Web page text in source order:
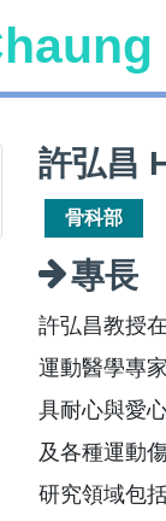
許弘昌
骨科部
專長
許弘昌教授
運動醫學專
具耐心與愛
及各種運動
研究領域包